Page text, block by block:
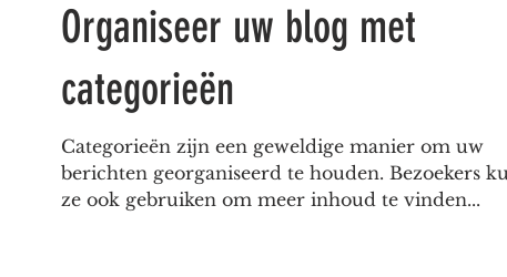
Organiseer uw blog met
categorieën
Categorieën zijn een geweldige manier om uw
berichten georganiseerd te houden. Bezoekers
ze ook gebruiken om meer inhoud te vinden...